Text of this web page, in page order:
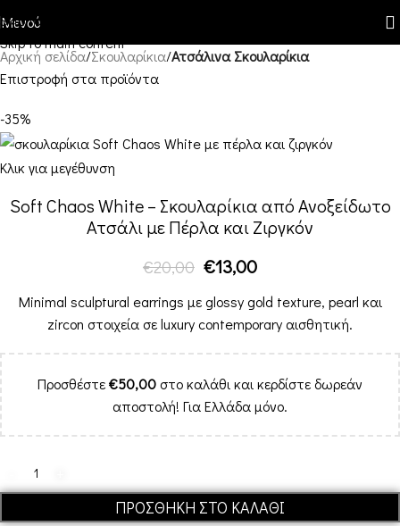
Skip to navigation
Skip to main content
Μενού
Αρχική σελίδα Σκουλαρίκια Ατσάλινα Σκουλαρίκια
Επιστροφή στα προϊόντα
-35%
Κλικ για μεγέθυνση
Soft Chaos White – Σκουλαρίκια από Ανοξείδωτο
Ατσάλι με Πέρλα και Ζιργκόν
€20,00 €13,00
Minimal sculptural earrings με glossy gold texture, pearl και
zircon στοιχεία σε luxury contemporary αισθητική.
Προσθέστε€50,00στο καλάθι και κερδίστε δωρεάν
αποστολή! Για Ελλάδα μόνο.
ΠΡΟΣΘΉΚΗ ΣΤΟ ΚΑΛΆΘΙ